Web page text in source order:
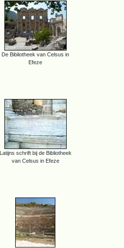
De Bibliotheek van Celsus in
Efeze
Latijns schrift bij de Bibliotheek
van Celsus in Efeze